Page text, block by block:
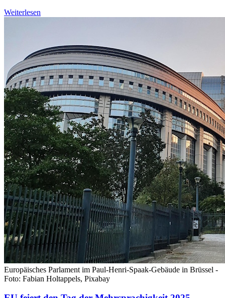
Weiterlesen
Europäisches Parlament im Paul-Henri-Spaak-Gebäude in Brüssel -
Foto: Fabian Holtappels, Pixabay